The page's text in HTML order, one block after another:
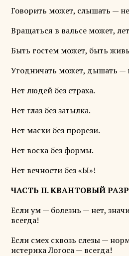
Говорить может, слышать —
Вращаться в вальсе может,
Быть гостем может, быть
Угодничать может, дышать —
Нет людей без страха.
Нет глаз без затылка.
Нет маски без прорези.
Нет воска без формы.
Нет вечности без «Ы»!
ЧАСТЬ II. КВАНТОВЫЙ
Если ум — болезнь — нет,
всегда!
Если смех сквозь слезы —
истерика Логоса — всегда!